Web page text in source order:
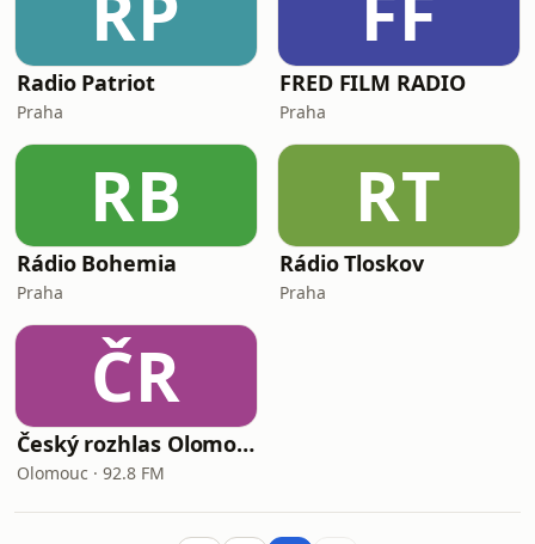
Radio Patriot
Praha
FRED FILM RADIO
Praha
RB
Rádio Bohemia
Praha
RT
Rádio Tloskov
Praha
ČR
Český rozhlas Olomouc
Olomouc · 92.8 FM